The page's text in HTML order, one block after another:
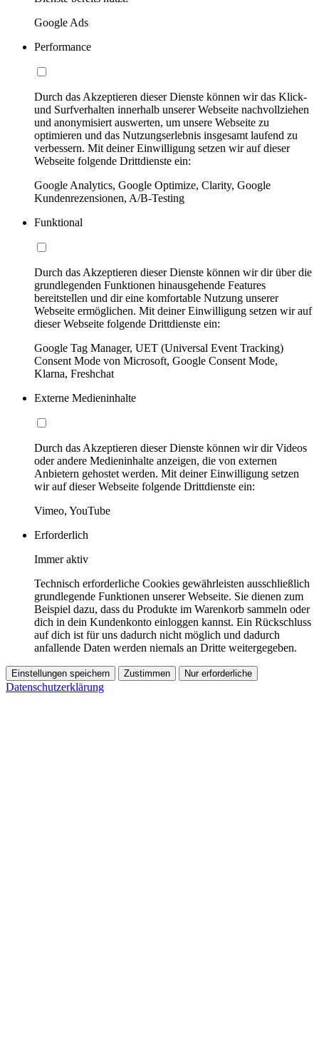
Google Ads
Performance
Durch das Akzeptieren dieser Dienste können wir das Klick-
und Surfverhalten innerhalb unserer Webseite nachvollziehen
und anonymisiert auswerten, um unsere Webseite zu
optimieren und das Nutzungserlebnis insgesamt laufend zu
verbessern. Mit deiner Einwilligung setzen wir auf dieser
Webseite folgende Drittdienste ein:
Google Analytics, Google Optimize, Clarity, Google
Kundenrezensionen, A/B-Testing
Funktional
Durch das Akzeptieren dieser Dienste können wir dir über die
grundlegenden Funktionen hinausgehende Features
bereitstellen und dir eine komfortable Nutzung unserer
Webseite ermöglichen. Mit deiner Einwilligung setzen wir auf
dieser Webseite folgende Drittdienste ein:
Google Tag Manager, UET (Universal Event Tracking)
Consent Mode von Microsoft, Google Consent Mode,
Klarna, Freshchat
Externe Medieninhalte
Durch das Akzeptieren dieser Dienste können wir dir Videos
oder andere Medieninhalte anzeigen, die von externen
Anbietern gehostet werden. Mit deiner Einwilligung setzen
wir auf dieser Webseite folgende Drittdienste ein:
Vimeo, YouTube
Erforderlich
Immer aktiv
Technisch erforderliche Cookies gewährleisten ausschließlich
grundlegende Funktionen unserer Webseite. Sie dienen zum
Beispiel dazu, dass du Produkte im Warenkorb sammeln oder
dich in dein Kundenkonto einloggen kannst. Ein Rückschluss
auf dich ist für uns dadurch nicht möglich und dadurch
anfallende Daten werden niemals an Dritte weitergegeben.
Einstellungen speichern Zustimmen Nur erforderliche
Datenschutzerklärung